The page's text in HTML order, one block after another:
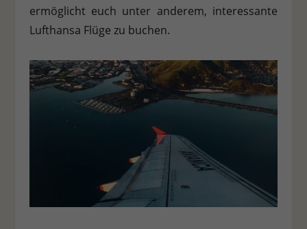
ermöglicht euch unter anderem, interessante
Lufthansa Flüge zu buchen.